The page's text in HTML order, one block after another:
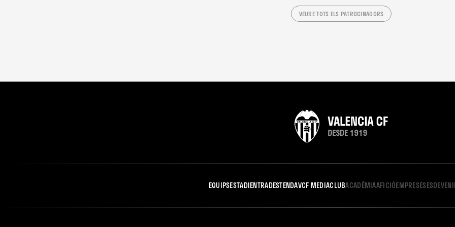
VEURE TOTS ELS PATROCINADORS
EQUIPSESTADIENTRADESTENDAVCF MEDIACLUBACADÈMIAAFICIÓEMPRESES